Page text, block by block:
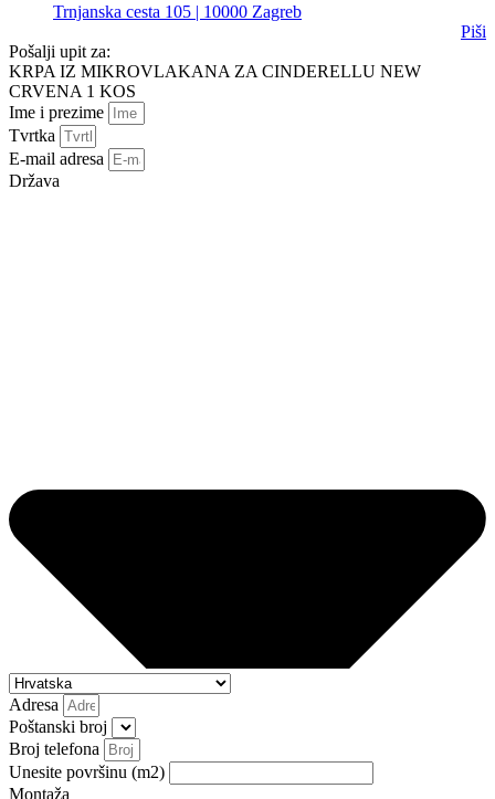
Trnjanska cesta 105 | 10000 Zagreb
Piši
Pošalji upit za:
KRPA IZ MIKROVLAKANA ZA CINDERELLU NEW
CRVENA 1 KOS
Ime i prezime
Tvrtka
E-mail adresa
Država
Adresa
Poštanski broj
Broj telefona
Unesite površinu (m2)
Montaža